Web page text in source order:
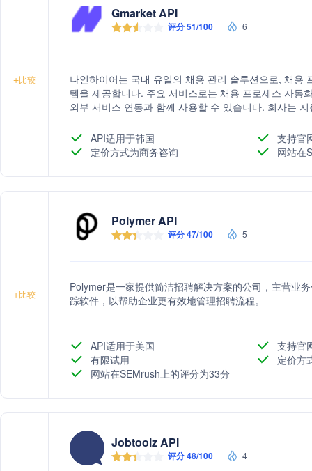
+比较
Gmarket API
评分 51/100 6
나인하이어는 국내 유일의 채용 관리 솔루션으로, 채용
템을 제공합니다. 주요 서비스로는 채용 프로세스 자동
외부 서비스 연동과 함께 사용할 수 있습니다. 회사는
API适用于韩国
支持官
定价方式为商务咨询
网站在
+比较
Polymer API
评分 47/100 5
Polymer是一家提供简洁招聘解决方案的公司，主营业
踪软件，以帮助企业更有效地管理招聘流程。
API适用于美国
支持官
有限试用
定价方
网站在SEMrush上的评分为33分
Jobtoolz API
评分 48/100 4